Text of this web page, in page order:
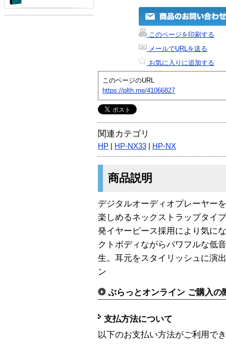
このページを印刷する
メールでURLを送る
お気に入りに追加する
このページのURL
https://plth.me/41066827
関連カテゴリ
HP HP-NX33 HP-NX
商品説明
デジタルオーディオプレーヤー
楽しめるネックストラップタイ
発イヤーピース採用により気に
クトボディながらパワフルな低
生。耳元をスタイリッシュに演
ン
ぷらっとオンライン ご購入の
支払方法について
以下のお支払い方法がご利用で